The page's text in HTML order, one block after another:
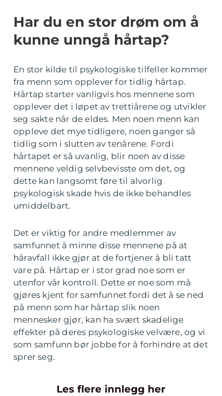
Har du en stor drøm om å
kunne unngå hårtap?
En stor kilde til psykologiske tilfeller kommer
fra menn som opplever for tidlig hårtap.
Hårtap starter vanligvis hos mennene som
opplever det i løpet av trettiårene og utvikler
seg sakte når de eldes. Men noen menn kan
oppleve det mye tidligere, noen ganger så
tidlig som i slutten av tenårene. Fordi
hårtapet er så uvanlig, blir noen av disse
mennene veldig selvbevisste om det, og
dette kan langsomt føre til alvorlig
psykologisk skade hvis de ikke behandles
umiddelbart.
Det er viktig for andre medlemmer av
samfunnet å minne disse mennene på at
håravfall ikke gjør at de fortjener å bli tatt
vare på. Hårtap er i stor grad noe som er
utenfor vår kontroll. Dette er noe som må
gjøres kjent for samfunnet fordi det å se ned
på menn som har hårtap slik noen
mennesker gjør, kan ha svært skadelige
effekter på deres psykologiske velvære, og vi
som samfunn bør jobbe for å forhindre at det
sprer seg.
Les flere innlegg her